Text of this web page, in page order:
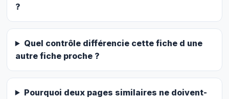
?
Quel contrôle différencie cette fiche d une
autre fiche proche ?
Pourquoi deux pages similaires ne doivent-